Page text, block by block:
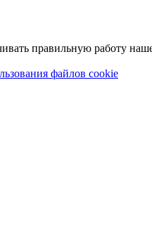
правильную работу
файлов cookie